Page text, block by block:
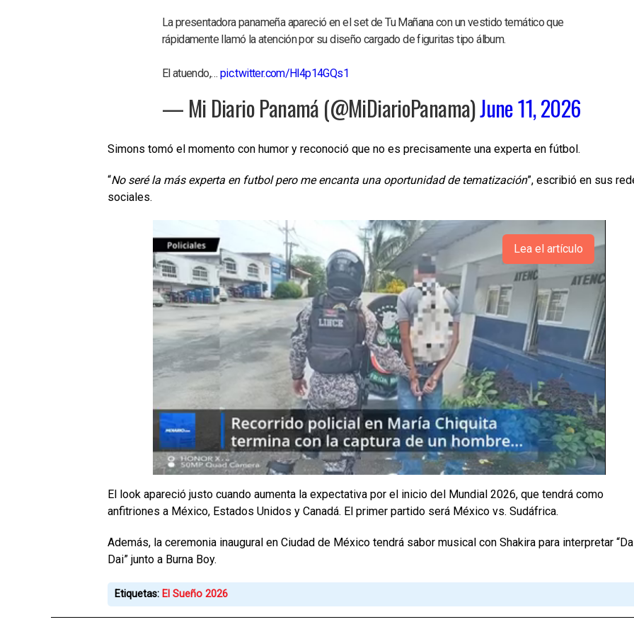
La presentadora panameña apareció en el set de Tu Mañana con un vestido temático que
rápidamente llamó la atención por su diseño cargado de figuritas tipo álbum.
El atuendo,… pic.twitter.com/Hl4p14GQs1
— Mi Diario Panamá (@MiDiarioPanama)June 11, 2026
Simons tomó el momento con humor y reconoció que no es precisamente una experta en fútbol.
“No seré la más experta en futbol pero me encanta una oportunidad de tematización”, escribió en sus
sociales.
Lea el artículo
El look apareció justo cuando aumenta la expectativa por el inicio del Mundial 2026, que tendrá como
anfitriones a México, Estados Unidos y Canadá. El primer partido será México vs. Sudáfrica.
Además, la ceremonia inaugural en Ciudad de México tendrá sabor musical con Shakira para interpretar
Dai” junto a Burna Boy.
Etiquetas: El Sueño 2026